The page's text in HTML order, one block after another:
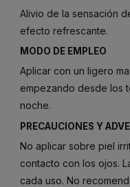
Alivio de la sensación
efecto refrescante.
MODO DE EMPLEO
Aplicar con un ligero
empezando desde los
noche.
PRECAUCIONES Y
No aplicar sobre piel
contacto con los ojos.
cada uso. No